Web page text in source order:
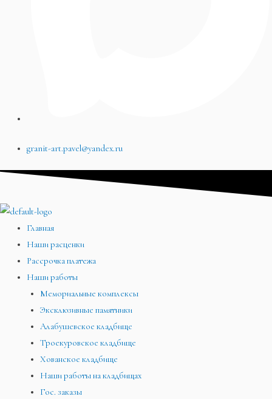
granit-art.pavel@yandex.ru
Главная
Наши расценки
Рассрочка платежа
Наши работы
Мемориальные комплексы
Эксклюзивные памятники
Алабушевское кладбище
Троекуровское кладбище
Хованское кладбище
Наши работы на кладбищах
Гос. заказы